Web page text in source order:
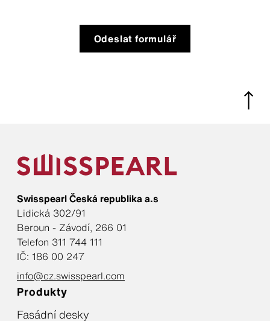
Odeslat formulář
Swisspearl Česká republika a.s
Lidická 302/91
Beroun - Závodí, 266 01
Telefon 311 744 111
IČ: 186 00 247
info@cz.swisspearl.com
Produkty
Fasádní desky